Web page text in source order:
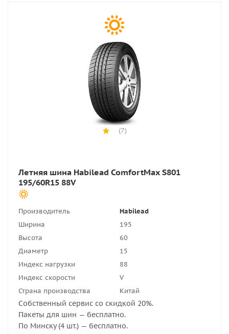
(7)
Летняя шина Habilead ComfortMax S801
195/60R15 88V
Производитель
Habilead
Ширина
195
Высота
60
Диаметр
15
Индекс нагрузки
88
Индекс скорости
V
Страна производства
Китай
Собственный сервис со скидкой 20%.
Пакеты для шин — бесплатно.
По Минску (4 шт.) — бесплатно.